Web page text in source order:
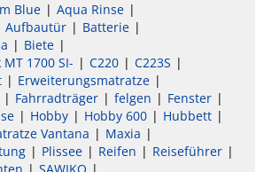
Blue
Aqua Rinse
Aufbautür
Batterie
Biete
1700 SI-
C220
C223S
Erweiterungsmatratze
Fahrradträger felgen
Fenster
Hobby Hobby 600
Hubbett
Vantana
Maxia
Plissee Reifen
Reiseführer